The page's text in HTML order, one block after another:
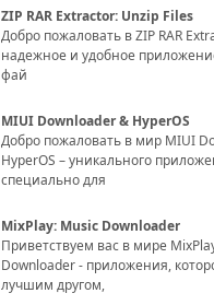
ZIP RAR Extractor: Unzip Files
Добро пожаловать в ZIP RAR
надежное и удобное
фай
MIUI Downloader & HyperOS
Добро пожаловать в мир MIUI
HyperOS – уникального
специально для
MixPlay: Music Downloader
Приветствуем вас в мире
Downloader - приложения,
лучшим другом,